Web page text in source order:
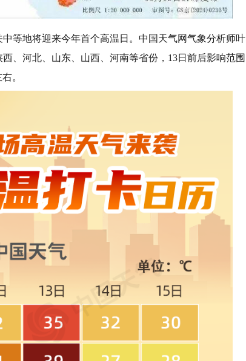
等地将迎来今年首个高温日。中国天气网气象分析师叶
、河北、山东、山西、河南等省份，13日前后影响范围
。